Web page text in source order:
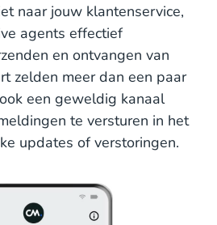
naar jouw klantenservice,
agents effectief
en ontvangen van
zelden meer dan een paar
een geweldig kanaal
te versturen in het
updates of verstoringen.